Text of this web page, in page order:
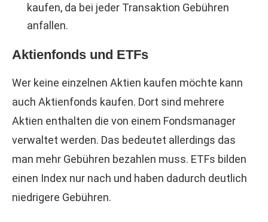
kaufen, da bei jeder Transaktion Gebühren
anfallen.
Aktienfonds und ETFs
Wer keine einzelnen Aktien kaufen möchte kann
auch Aktienfonds kaufen. Dort sind mehrere
Aktien enthalten die von einem Fondsmanager
verwaltet werden. Das bedeutet allerdings das
man mehr Gebühren bezahlen muss. ETFs bilden
einen Index nur nach und haben dadurch deutlich
niedrigere Gebühren.